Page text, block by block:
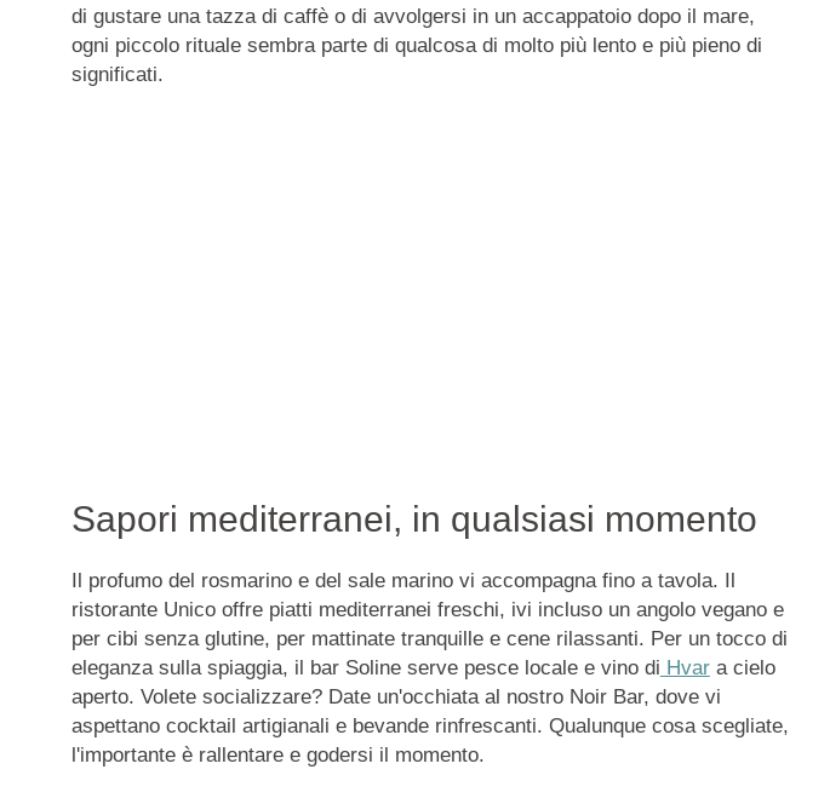
di gustare una tazza di caffè o di avvolgersi in un accappatoio dopo il mare,
ogni piccolo rituale sembra parte di qualcosa di molto più lento e più pieno di
significati.
Sapori mediterranei, in qualsiasi momento
Il profumo del rosmarino e del sale marino vi accompagna fino a tavola. Il
ristorante Unico offre piatti mediterranei freschi, ivi incluso un angolo vegano e
per cibi senza glutine, per mattinate tranquille e cene rilassanti. Per un tocco di
eleganza sulla spiaggia, il bar Soline serve pesce locale e vino di Hvar a cielo
aperto. Volete socializzare? Date un'occhiata al nostro Noir Bar, dove vi
aspettano cocktail artigianali e bevande rinfrescanti. Qualunque cosa scegliate,
l'importante è rallentare e godersi il momento.